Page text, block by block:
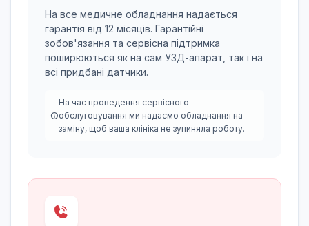
На все медичне обладнання надається
гарантія від 12 місяців. Гарантійні
зобов'язання та сервісна підтримка
поширюються як на сам УЗД-апарат, так і на
всі придбані датчики.
На час проведення сервісного
обслуговування ми надаємо обладнання на
заміну, щоб ваша клініка не зупиняла роботу.